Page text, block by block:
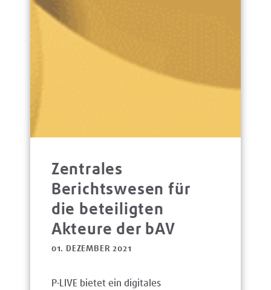
Zentrales
Berichtswesen für
die beteiligten
Akteure der bAV
01. DEZEMBER 2021
P·LIVE bietet ein digitales